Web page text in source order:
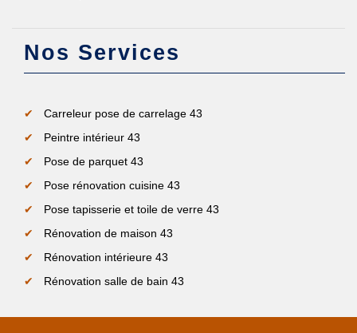
Nos Services
Carreleur pose de carrelage 43
Peintre intérieur 43
Pose de parquet 43
Pose rénovation cuisine 43
Pose tapisserie et toile de verre 43
Rénovation de maison 43
Rénovation intérieure 43
Rénovation salle de bain 43